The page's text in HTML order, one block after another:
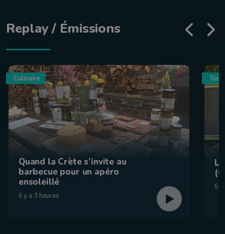
Replay / Émissions
Culinaire
Quand la Crète s’invite au
barbecue pour un apéro
ensoleillé
il y a 3 heures
5